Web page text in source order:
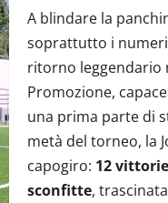
A blindare la
soprattutto i
ritorno leggendario
Promozione,
una prima parte di
metà del torneo, la
capogiro: 12
sconfitte,